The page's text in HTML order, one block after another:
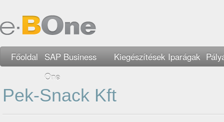
Főoldal
SAP Business
One
Kiegészítések Iparágak
Pek-Snack Kft